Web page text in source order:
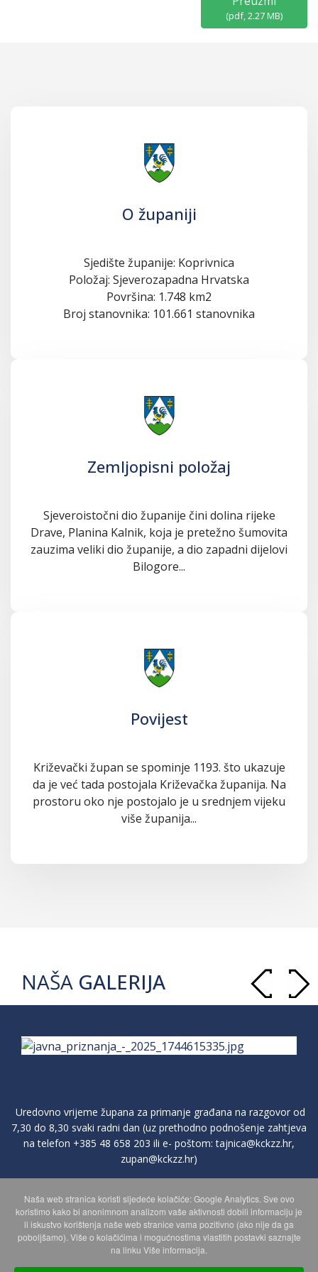
(pdf,2.27 MB)
O županiji
Sjedište županije: Koprivnica
Položaj: Sjeverozapadna Hrvatska
Površina: 1.748 km2
Broj stanovnika: 101.661 stanovnika
Zemljopisni položaj
Sjeveroistočni dio županije čini dolina rijeke
Drave, Planina Kalnik, koja je pretežno šumovita
zauzima veliki dio županije, a dio zapadni dijelovi
Bilogore...
Povijest
Križevački župan se spominje 1193. što ukazuje
da je već tada postojala Križevačka županija. Na
prostoru oko nje postojalo je u srednjem vijeku
više županija...
NAŠA GALERIJA
Uredovno vrijeme župana za primanje građana na razgovor od
7,30 do 8,30 svaki radni dan (uz prethodno podnošenje zahtjeva
na telefon +385 48 658 203 ili e- poštom:tajnica@kckzz.hr,
zupan@kckzz.hr)
POLITIKA ZAŠTITE PRIVATNOSTI OSOBNIH PODATAKA
MAPA WEBA
Naša web stranica koristi sljedeće kolačiće: Google Analytics. Sve ovo
koristimo kako bi anonimnom analizom vaše aktivnosti dobili informaciju je
li iskustvo korištenja naše web stranice vama pozitivno (ako nije da ga
poboljšamo). Više o kolačićima i mogućnostima vlastitih postavki saznajte
na linku Više informacija.